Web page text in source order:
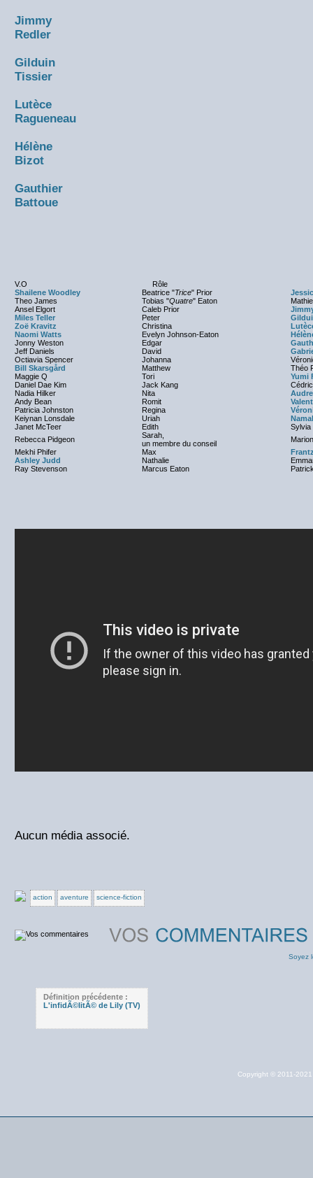
Jimmy
Redler
Gilduin
Tissier
Lutèce
Ragueneau
Hélène
Bizot
Gauthier
Battoue
V.O
Rôle
Shailene Woodley
Beatrice "Trice" Prior
Theo James
Tobias "Quatre" Eaton
Ansel Elgort
Caleb Prior
Miles Teller
Peter
Zoë Kravitz
Christina
Naomi Watts
Evelyn Johnson-Eaton
Jonny Weston
Edgar
Jeff Daniels
David
Octiavia Spencer
Johanna
Bill Skarsgård
Matthew
Théo
Maggie Q
Tori
Yumi
Daniel Dae Kim
Jack Kang
Nadia Hilker
Nita
Andy Bean
Romit
Patricia Johnston
Regina
Keiynan Lonsdale
Uriah
Janet McTeer
Edith
Sylvia
Rebecca Pidgeon
Sarah,
un membre du conseil
Mekhi Phifer
Max
Ashley Judd
Nathalie
Ray Stevenson
Marcus Eaton
Aucun média associé.
action aventure science-fiction
Soyez
Définition précédente :
L'infidÃ©litÃ© de Lily (TV)
Copyright © 2011-